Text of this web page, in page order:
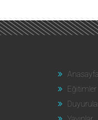
Anasayfa
Eğitimler